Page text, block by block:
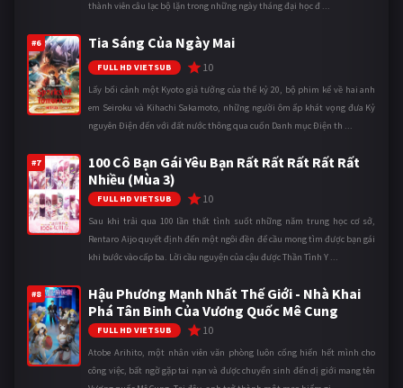
thành viên câu lạc bộ lặn trong những ngày tháng đại học đ ...
#6 Tia Sáng Của Ngày Mai
FULL HD VIETSUB 10
Lấy bối cảnh một Kyoto giả tưởng của thế kỷ 20, bộ phim kể về hai anh
em Seiroku và Kihachi Sakamoto, những người ôm ấp khát vọng đưa Kỷ
nguyên Điện đến với đất nước thông qua cuốn Danh mục Điện th ...
#7
100 Cô Bạn Gái Yêu Bạn Rất Rất Rất Rất Rất
Nhiều (Mùa 3)
FULL HD VIETSUB 10
Sau khi trải qua 100 lần thất tình suốt những năm trung học cơ sở,
Rentaro Aijo quyết định đến một ngôi đền để cầu mong tìm được bạn gái
khi bước vào cấp ba. Lời cầu nguyện của cậu được Thần Tình Y ...
#8
Hậu Phương Mạnh Nhất Thế Giới - Nhà Khai
Phá Tân Binh Của Vương Quốc Mê Cung
FULL HD VIETSUB 10
Atobe Arihito, một nhân viên văn phòng luôn cống hiến hết mình cho
công việc, bất ngờ gặp tai nạn và được chuyển sinh đến dị giới mang tên